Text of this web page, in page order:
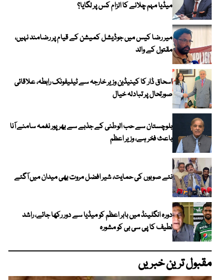
میڈیا مہم چلانے کا الزام کس پر لگایا؟
میر رضا کیس میں جوڈیشل کمیشن کے قیام پر رضامند نہیں،
مقتول کے والد
اسحاق ڈار کا کینیڈین وزیر خارجہ سے ٹیلیفونک رابطہ، علاقائی
صورتحال پر تبادلہ خیال
بلوچستان سے حب الوطنی کے جذبے سے بھرپور نغمہ سامنے آنا
باعث فخر ہے، وزیر اعظم
نئے صوبوں کی حمایت، شیر افضل مروت بھی میدان میں آگئے
دورہ انگلینڈ میں بابر اعظم کو میڈیا سے دور رکھا جائے، راشد
لطیف کا پی سی بی کو مشورہ
مقبول ترین خبریں